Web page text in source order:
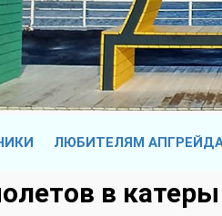
ЛЮБИТЕЛЯМ
в катеры